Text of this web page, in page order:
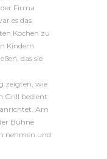
Firma
es das
Köchen zu
Kindern
das sie
zeigten, wie
Grill bedient
anrichtet. Am
Bühne
nehmen und